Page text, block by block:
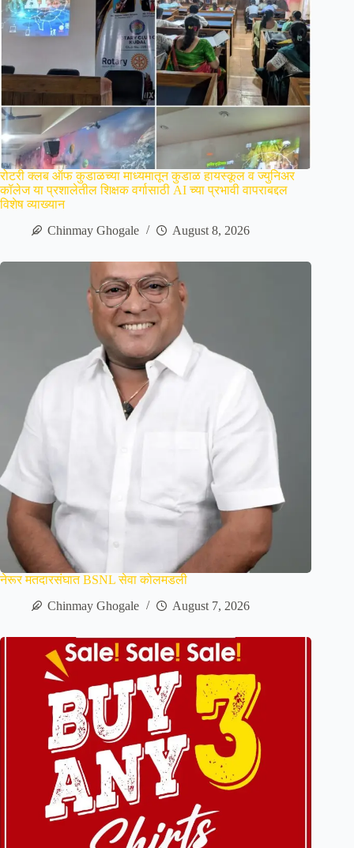
रोटरी क्लब ऑफ कुडाळच्या माध्यमातून कुडाळ हायस्कूल व ज्युनिअर
कॉलेज या प्रशालेतील शिक्षक वर्गासाठी AI च्या प्रभावी वापराबद्दल
विशेष व्याख्यान
Chinmay Ghogale
August 8, 2026
नेरूर मतदारसंघात BSNL सेवा कोलमडली
Chinmay Ghogale
August 7, 2026